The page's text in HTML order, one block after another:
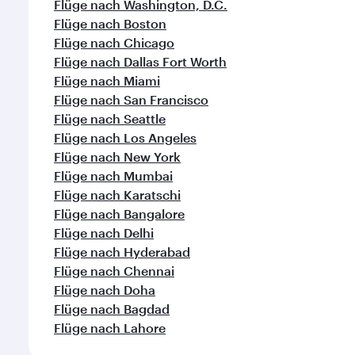
Flüge nach Washington, D.C.
Flüge nach Boston
Flüge nach Chicago
Flüge nach Dallas Fort Worth
Flüge nach Miami
Flüge nach San Francisco
Flüge nach Seattle
Flüge nach Los Angeles
Flüge nach New York
Flüge nach Mumbai
Flüge nach Karatschi
Flüge nach Bangalore
Flüge nach Delhi
Flüge nach Hyderabad
Flüge nach Chennai
Flüge nach Doha
Flüge nach Bagdad
Flüge nach Lahore